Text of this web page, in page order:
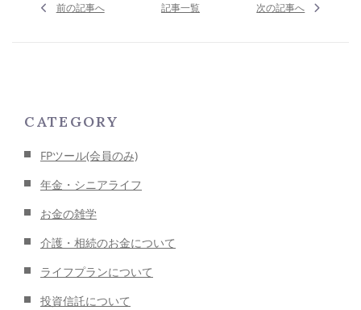
前の記事へ 記事一覧 次の記事へ
CATEGORY
FPツール(会員のみ)
年金・シニアライフ
お金の雑学
介護・相続のお金について
ライフプランについて
投資信託について